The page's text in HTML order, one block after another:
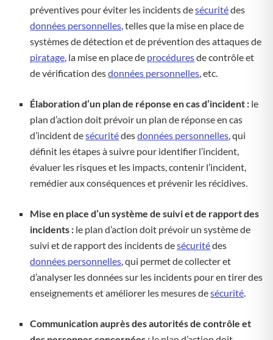
préventives pour éviter les incidents desécuritédes
données personnelles, telles que la mise en place de
systèmes de détection et de prévention des attaques de
piratage, la mise en place de procéduresde contrôle et
de vérification desdonnées personnelles, etc.
Élaboration d’un plan de réponse en cas d’incident : le
plan d’action doit prévoir un plan de réponse en cas
d’incident desécuritédesdonnées personnelles, qui
définit les étapes à suivre pour identifier l’incident,
évaluer les risques et les impacts, contenir l’incident,
remédier aux conséquences et prévenir les récidives.
Mise en place d’un système de suivi et de rapport des
incidents : le plan d’action doit prévoir un système de
suivi et de rapport des incidents desécuritédes
données personnelles, qui permet de collecter et
d’analyser les données sur les incidents pour en tirer des
enseignements et améliorer les mesures desécurité.
Communication auprès des autorités de contrôle et